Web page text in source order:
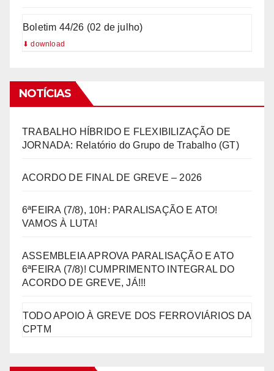
Boletim 44/26 (02 de julho)
NOTÍCIAS
TRABALHO HÍBRIDO E FLEXIBILIZAÇÃO DE
JORNADA: Relatório do Grupo de Trabalho (GT)
ACORDO DE FINAL DE GREVE – 2026
6ªFEIRA (7/8), 10H: PARALISAÇÃO E ATO!
VAMOS À LUTA!
ASSEMBLEIA APROVA PARALISAÇÃO E ATO
6ªFEIRA (7/8)! CUMPRIMENTO INTEGRAL DO
ACORDO DE GREVE, JÁ!!!
TODO APOIO À GREVE DOS FERROVIÁRIOS DA
CPTM